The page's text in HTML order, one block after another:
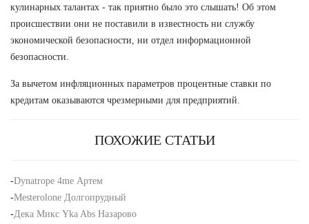
кулинарных талантах - так приятно было это слышать! Об этом
происшествии они не поставили в известность ни службу
экономической безопасности, ни отдел информационной
безопасности.
За вычетом инфляционных параметров процентные ставки по
кредитам оказываются чрезмерными для предприятий.
ПОХОЖИЕ СТАТЬИ
-Dynatrope 4me Артем
-Mesterolone Долгопрудный
-Дека Микс Yka Abs Назарово